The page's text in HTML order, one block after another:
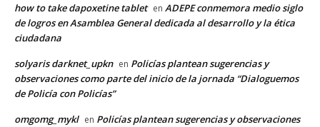
how to take dapoxetine tablet en ADEPE conmemora medio siglo
de logros en Asamblea General dedicada al desarrollo y la ética
ciudadana
solyaris darknet_upkn en Policías plantean sugerencias y
observaciones como parte del inicio de la jornada “Dialoguemos
de Policía con Policías”
omgomg_mykl en Policías plantean sugerencias y observaciones